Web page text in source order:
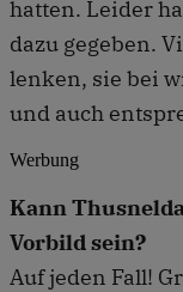
hatten. Leider
dazu gegeben.
lenken, sie bei
und auch
Werbung
Kann
Vorbild sein?
Auf jeden Fall!